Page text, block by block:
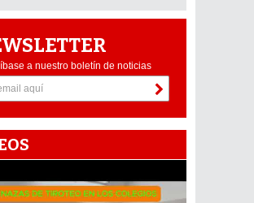
a nuestro boletín de noticias